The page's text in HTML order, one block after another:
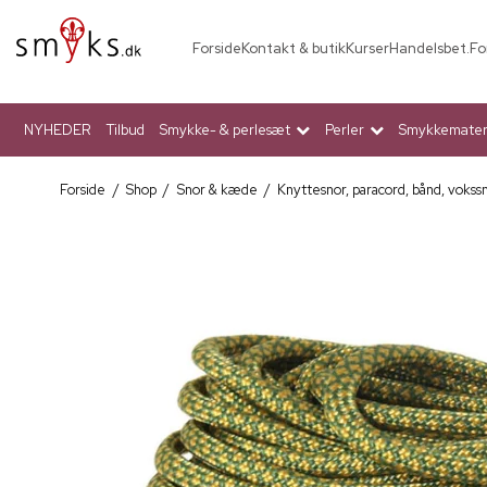
ForsideKontakt & butikKurserHandelsbet.
NYHEDER Tilbud Smykke- & perlesæt Perler
Forside / Shop / Snor & kæde / Knyttesnor, paracord, bånd,